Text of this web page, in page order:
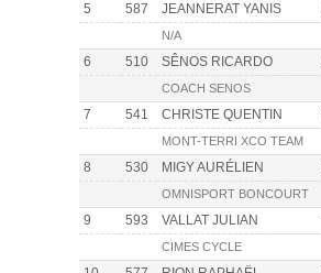
5 587 JEANNERAT YANIS
N/A
6 510 SÊNOS RICARDO
COACH SENOS
7 541 CHRISTE QUENTIN
MONT-TERRI XCO TEAM
8 530 MIGY AURÉLIEN
OMNISPORT BONCOURT
9 593 VALLAT JULIAN
CIMES CYCLE